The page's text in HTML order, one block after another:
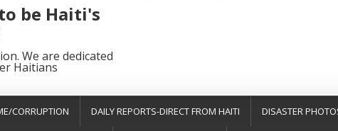
be Haiti's
We are dedicated
Haitians
CORRUPTION DAILY REPORTS-DIRECT FROM HAITI DISASTER